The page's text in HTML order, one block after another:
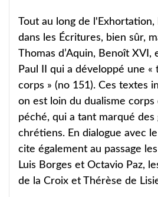
Tout au long de l'Exhortation,
dans les Écritures, bien sûr,
Thomas d’Aquin, Benoît XVI,
Paul II qui a développé une «
corps » (no 151). Ces textes
on est loin du dualisme
péché, qui a tant marqué
chrétiens. En dialogue avec
cite également au passage
Luis Borges et Octavio Paz,
de la Croix et Thérèse de